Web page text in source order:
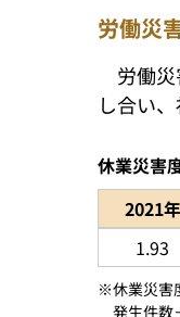
労働災
労働
し合い
休業災害
休業災
2021年
1.93
休業災害
発生件